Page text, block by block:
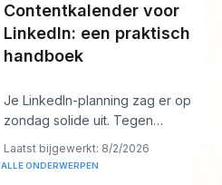
Contentkalender voor
LinkedIn: een praktisch
handboek
Je LinkedIn-planning zag er op
zondag solide uit. Tegen
donderdag is de wachtrij leeg,
voelt de hook
Laatst bijgewerkt: 8/2/2026
ALLE ONDERWERPEN